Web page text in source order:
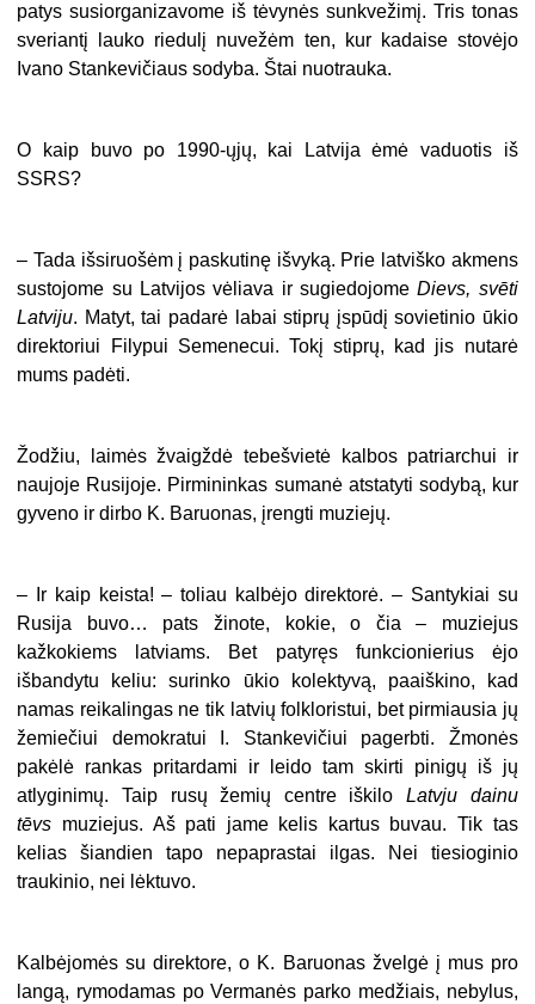
patys susiorganizavome iš tėvynės sunkvežimį. Tris tonas
sveriantį lauko riedulį nuvežėm ten, kur kadaise stovėjo
Ivano Stankevičiaus sodyba. Štai nuotrauka.
O kaip buvo po 1990-ųjų, kai Latvija ėmė vaduotis iš
SSRS?
– Tada išsiruošėm į paskutinę išvyką. Prie latviško akmens
sustojome su Latvijos vėliava ir sugiedojomeDievs, svēti
Latviju. Matyt, tai padarė labai stiprų įspūdį sovietinio ūkio
direktoriui Filypui Semenecui. Tokį stiprų, kad jis nutarė
mums padėti.
Žodžiu, laimės žvaigždė tebešvietė kalbos patriarchui ir
naujoje Rusijoje. Pirmininkas sumanė atstatyti sodybą, kur
gyveno ir dirbo K. Baruonas, įrengti muziejų.
– Ir kaip keista! – toliau kalbėjo direktorė. – Santykiai su
Rusija buvo… pats žinote, kokie, o čia – muziejus
kažkokiems latviams. Bet patyręs funkcionierius ėjo
išbandytu keliu: surinko ūkio kolektyvą, paaiškino, kad
namas reikalingas ne tik latvių folkloristui, bet pirmiausia jų
žemiečiui demokratui I. Stankevičiui pagerbti. Žmonės
pakėlė rankas pritardami ir leido tam skirti pinigų iš jų
atlyginimų. Taip rusų žemių centre iškilo Latvju dainu
tēvs muziejus. Aš pati jame kelis kartus buvau. Tik tas
kelias šiandien tapo nepaprastai ilgas. Nei tiesioginio
traukinio, nei lėktuvo.
Kalbėjomės su direktore, o K. Baruonas žvelgė į mus pro
langą, rymodamas po Vermanės parko medžiais, nebylus,